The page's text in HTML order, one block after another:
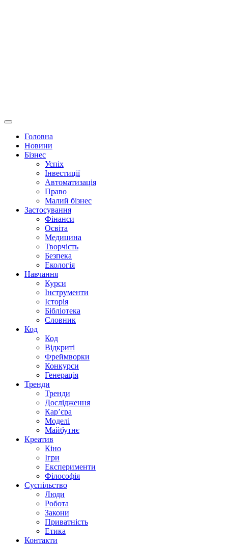
Головна
Новини
Бізнес
Успіх
Інвестиції
Автоматизація
Право
Малий бізнес
Застосування
Фінанси
Освіта
Медицина
Творчість
Безпека
Екологія
Навчання
Курси
Інструменти
Історія
Бібліотека
Словник
Код
Код
Відкриті
Фреймворки
Конкурси
Генерація
Тренди
Тренди
Дослідження
Кар’єра
Моделі
Майбутнє
Креатив
Кіно
Ігри
Експерименти
Філософія
Суспільство
Люди
Робота
Закони
Приватність
Етика
Контакти